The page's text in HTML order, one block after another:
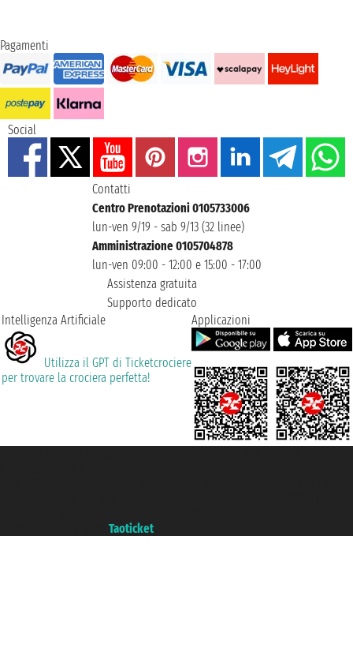
Pagamenti
Social
Contatti
Centro Prenotazioni 0105733006
lun-ven 9/19 - sab 9/13 (32 linee)
Amministrazione 0105704878
lun-ven 09:00 - 12:00 e 15:00 - 17:00
Assistenza gratuita
Supporto dedicato
Intelligenza Artificiale
Utilizza il GPT di Ticketcrociere
per trovare la crociera perfetta!
Applicazioni
Taoticket